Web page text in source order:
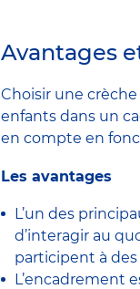
Avantages
Choisir une
enfants dans un
en compte en
Les avantages
L’un des
d’interagir au
participent à
L’encadrement